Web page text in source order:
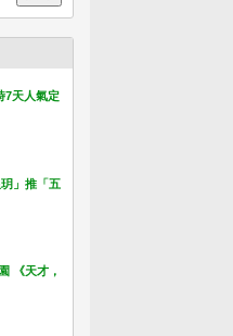
7天人氣定
」推「五
《天才，